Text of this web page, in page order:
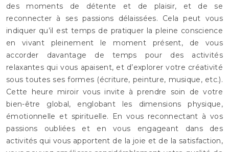
des moments de détente et de plaisir, et de se
reconnecter à ses passions délaissées. Cela peut vous
indiquer qu’il est temps de pratiquer la pleine conscience
en vivant pleinement le moment présent, de vous
accorder davantage de temps pour des activités
relaxantes qui vous apaisent, et d’explorer votre créativité
sous toutes ses formes (écriture, peinture, musique, etc.).
Cette heure miroir vous invite à prendre soin de votre
bien-être global, englobant les dimensions physique,
émotionnelle et spirituelle. En vous reconnectant à vos
passions oubliées et en vous engageant dans des
activités qui vous apportent de la joie et de la satisfaction,